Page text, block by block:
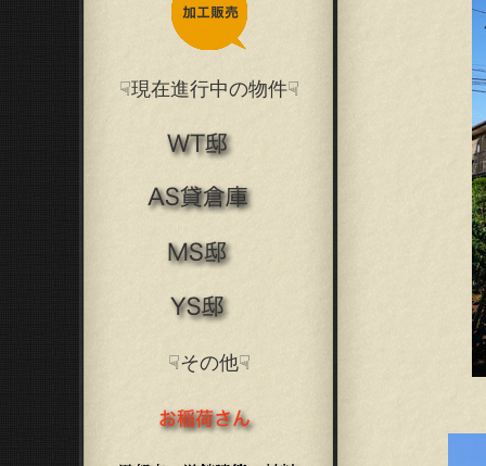
☟現在進行中の物件☟
☟その他☟